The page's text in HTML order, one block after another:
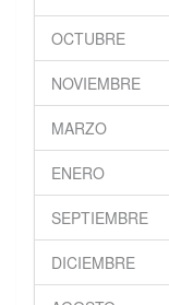
OCTUBRE
NOVIEMBRE
MARZO
ENERO
SEPTIEMBRE
DICIEMBRE